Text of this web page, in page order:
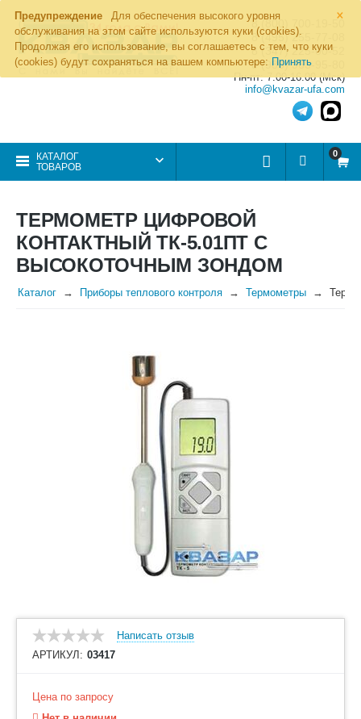
×
Предупреждение
Для обеспечения высокого уровня
обслуживания на этом сайте используются куки (cookies).
Продолжая его использование, вы соглашаетесь с тем, что куки
(cookies) будут сохраняться на вашем компьютере: Принять
8 (800) 700-19-50
8 (495) 255-77-08
8 (347) 225-00-52
8 (986) 963-95-80
Пн-пт: 7.00-16.00 (Мск)
info@kvazar-ufa.com
КАТАЛОГ
ТОВАРОВ
0
ТЕРМОМЕТР ЦИФРОВОЙ
КОНТАКТНЫЙ ТК-5.01ПТ С
ВЫСОКОТОЧНЫМ ЗОНДОМ
Каталог Приборы теплового контроля Термометры
Написать отзыв
АРТИКУЛ: 03417
Цена по запросу